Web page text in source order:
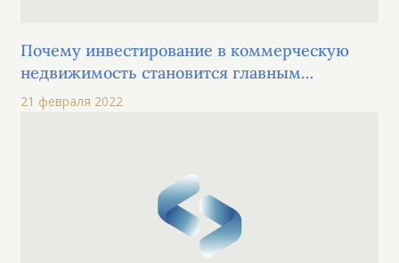
Почему инвестирование в коммерческую
недвижимость становится главным
мировым трендом?
21 февраля 2022